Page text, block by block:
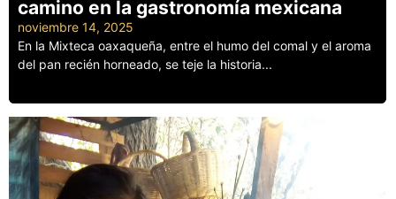
camino en la gastronomía mexicana
noviembre 14, 2025
En la Mixteca oaxaqueña, entre el humo del comal y el aroma
del pan recién horneado, se teje la historia...